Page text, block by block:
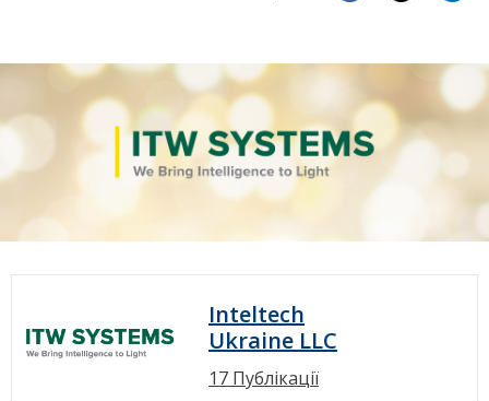
Inteltech
Ukraine LLC
17 Публікації